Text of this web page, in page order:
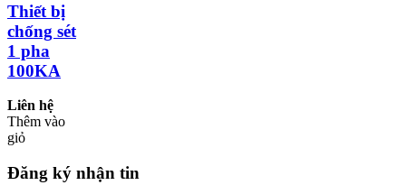
Thiết bị
chống sét
1 pha
100KA
Liên hệ
Thêm vào
giỏ
Đăng ký nhận tin